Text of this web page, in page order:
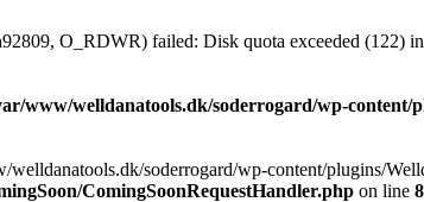
O_RDWR) failed: Disk quota exceeded (122) in
www/welldanatools.dk/soderrogard/wp-content/
soderrogard/wp-content/plugins/
ComingSoonRequestHandler.php on line